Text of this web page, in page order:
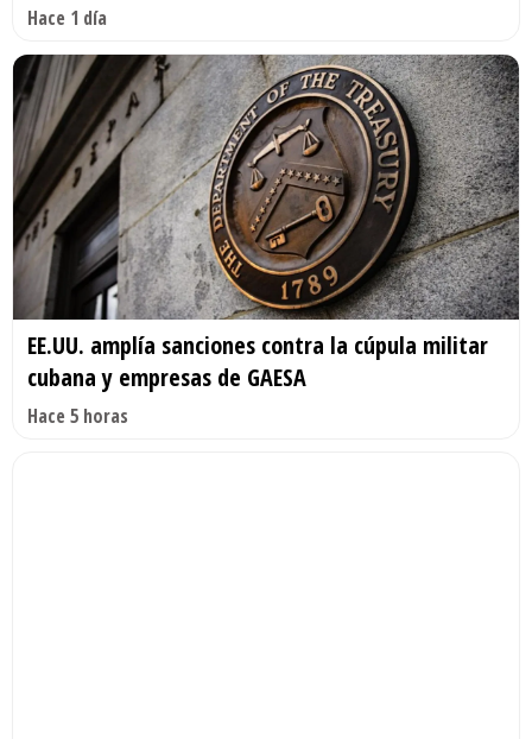
Hace 1 día
EE.UU. amplía sanciones contra la cúpula militar
cubana y empresas de GAESA
Hace 5 horas